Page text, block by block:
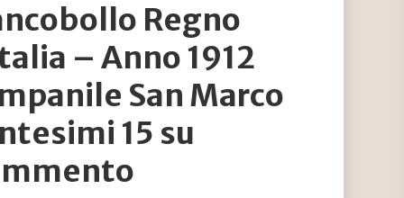
Regno
– Anno 1912
San Marco
15 su